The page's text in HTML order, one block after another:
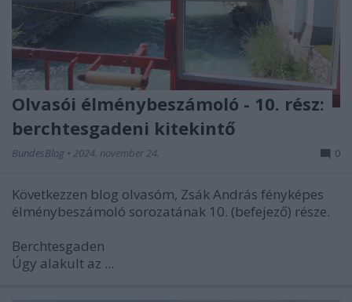
Olvasói élménybeszámoló - 10. rész:
berchtesgadeni kitekintő
BundesBlog • 2024. november 24. 0
Következzen blog olvasóm, Zsák András fényképes
élménybeszámoló sorozatának 10. (befejező) része.
Berchtesgaden
Úgy alakult az ...